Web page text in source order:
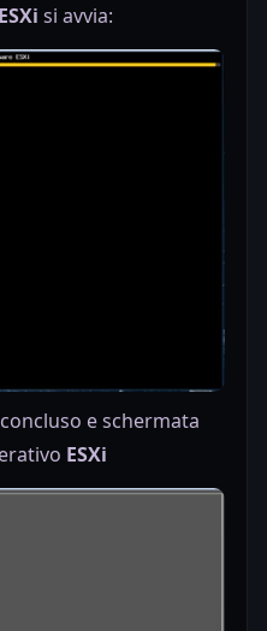
ESXi si avvia:
e schermata
ESXi